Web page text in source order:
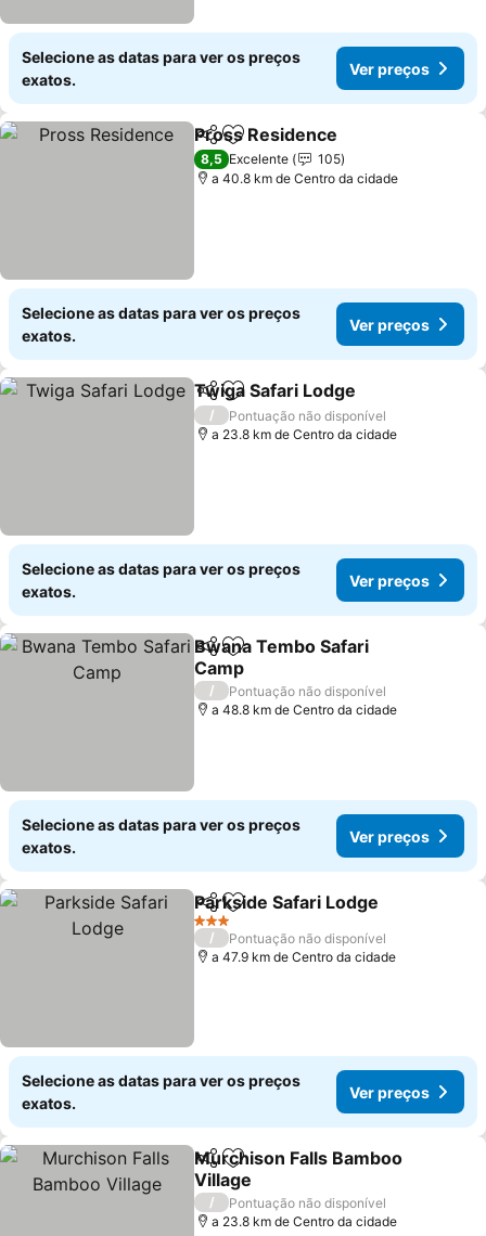
Selecione as datas para ver os preços
exatos.
Ver preços
PartilharAdicionar aos favoritos
Pross Residence
8,5 Excelente
105
a 40.8 km de Centro da cidade
Selecione as datas para ver os preços
exatos.
Ver preços
PartilharAdicionar aos favoritos
Twiga Safari Lodge
/
Pontuação não disponível
a 23.8 km de Centro da cidade
Selecione as datas para ver os preços
exatos.
Ver preços
PartilharAdicionar aos favoritos
Bwana Tembo Safari
Camp
/
Pontuação não disponível
a 48.8 km de Centro da cidade
Selecione as datas para ver os preços
exatos.
Ver preços
PartilharAdicionar aos favoritos
Parkside Safari Lodge
3 Estrelas
/
Pontuação não disponível
a 47.9 km de Centro da cidade
Selecione as datas para ver os preços
exatos.
Ver preços
PartilharAdicionar aos favoritos
Murchison Falls Bamboo
Village
/
Pontuação não disponível
a 23.8 km de Centro da cidade